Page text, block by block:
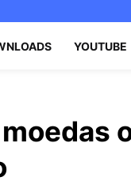
YOUTUBE